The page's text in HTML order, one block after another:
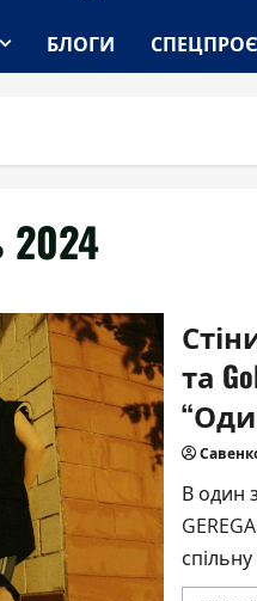
БЛОГИ
та
В один